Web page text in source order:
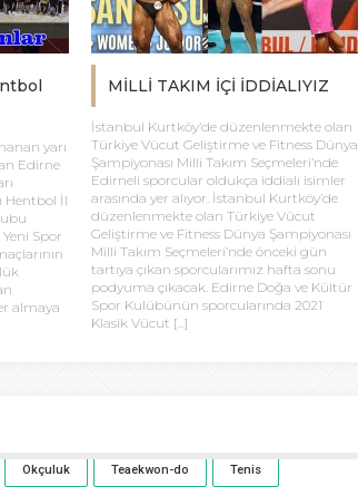
yarı
Edirne
Hentbol İl
Spor
almaya
MİLLİ TAKIM İÇİ İDDİALIYIZ
İstanbul Kurtköy’de düzenlenmekte olan
Türkiye Vücut Geliştirme ve Fitness Dünya
Şampiyonası Milli Takım Seçmeleri’nde
Edirneli sporcular oldukça iddialı isimler
arasında yer alıyor. İstanbul Kurtköy’de
düzenlenmekte olan Türkiye Vücut
Geliştirme ve Fitness Dünya Şampiyonası
Milli Takım Seçmeleri’nde önceki gün
tartıya çıkan sporcularımız hafta sonu
podyuma çıkacak. Edirne Doğa ve Kültür
Spor Kulübünün sporcularında 2021
Klasik Vücut […]
Okçuluk Teaekwon-do Tenis